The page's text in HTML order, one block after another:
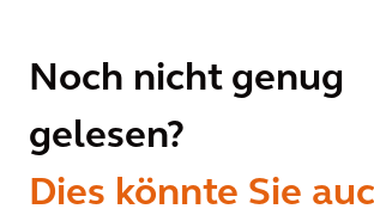
Noch nicht genug
gelesen?
Dies könnte Sie